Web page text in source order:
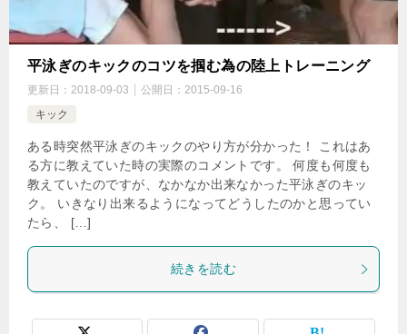
平泳ぎのキックのコツを掴む為の陸上トレーニング
更新日： 2018-09-03 公開日： 2015-09-16
キック
ある時突然平泳ぎのキックのやり方が分かった！ これはあ
る方に教えていた時の実際のコメントです。 何度も何度も
教えていたのですが、なかなか出来なかった平泳ぎのキッ
ク。 いきなり出来るようになってどうしたのかと思ってい
たら、 […]
続きを読む